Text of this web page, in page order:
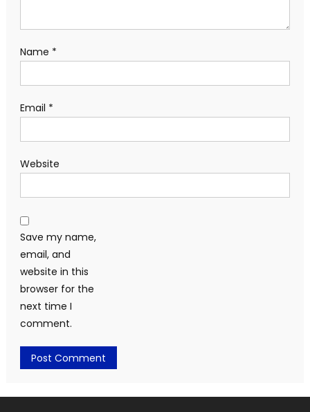
Name *
Email *
Website
Save my name,
email, and
website in this
browser for the
next time I
comment.